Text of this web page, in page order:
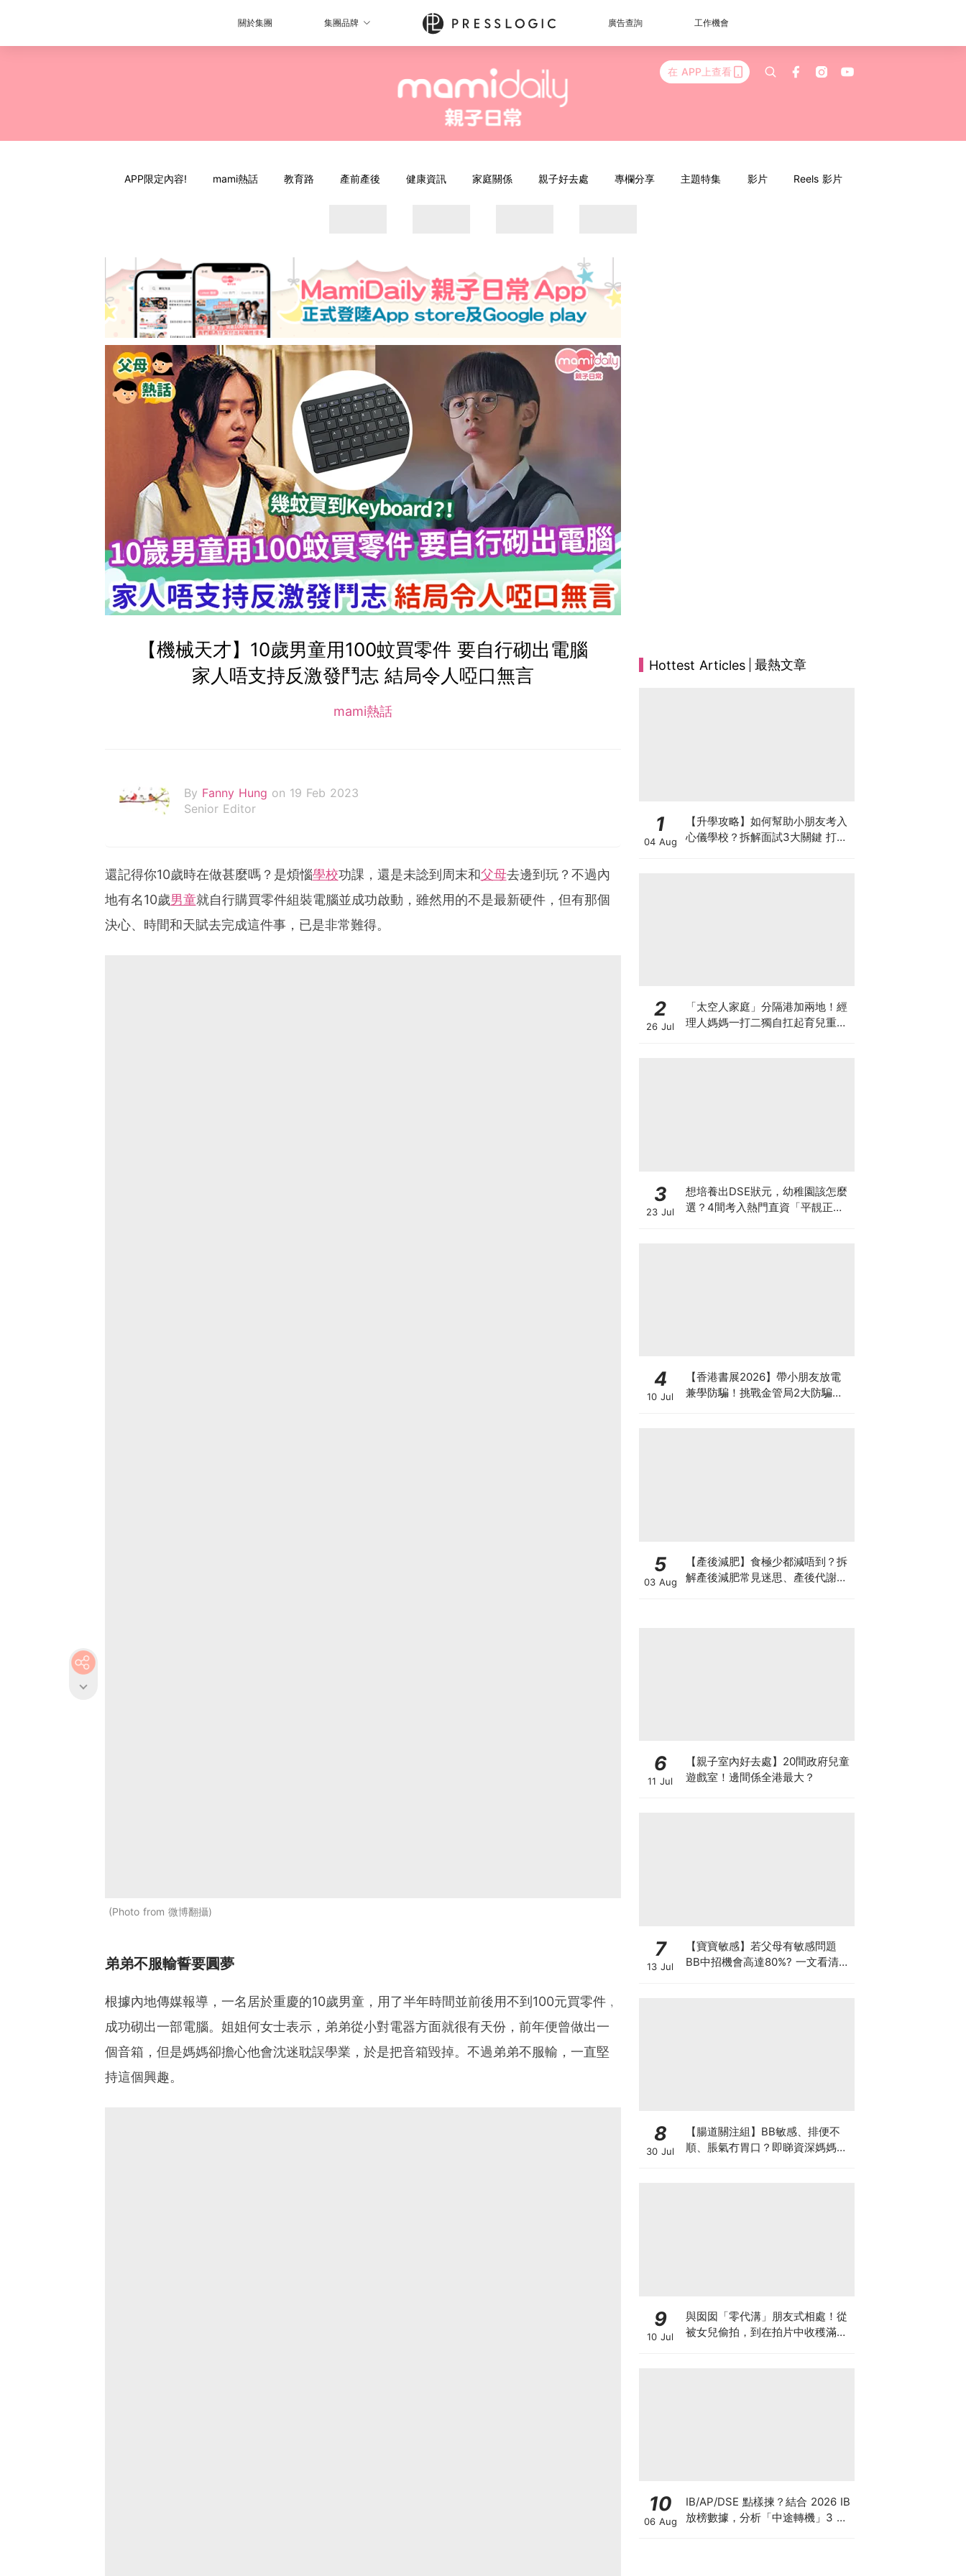
關於集團 集團品牌 廣告查詢 工作機會
在 APP上查看
APP限定內容! mami熱話 教育路 產前產後 健康資訊 家庭關係 親子好去處 專欄分享 主題特集 影片 Reels 影片
【機械天才】10歲男童用100蚊買零件 要自行砌出電腦
家人唔支持反激發鬥志 結局令人啞口無言
mami熱話
By Fanny Hung on 19 Feb 2023
Senior Editor
還記得你10歲時在做甚麼嗎？是煩惱學校功課，還是未諗到周末和父母去邊到玩？不過內
地有名10歲男童就自行購買零件組裝電腦並成功啟動，雖然用的不是最新硬件，但有那個
決心、時間和天賦去完成這件事，已是非常難得。
Photo from 微博翻攝
弟弟不服輸誓要圓夢
根據內地傳媒報導，一名居於重慶的10歲男童，用了半年時間並前後用不到100元買零件﹐
成功砌出一部電腦。姐姐何女士表示，弟弟從小對電器方面就很有天份，前年便曾做出一
個音箱，但是媽媽卻擔心他會沈迷耽誤學業，於是把音箱毀掉。不過弟弟不服輸，一直堅
持這個興趣。
Hottest Articles 最熱文章
1
04 Aug
【升學攻略】如何幫助小朋友考入
心儀學校？拆解面試3大關鍵 打好
2
26 Jul
「太空人家庭」分隔港加兩地！經
理人媽媽一打二獨自扛起育兒重
3
23 Jul
想培養出DSE狀元，幼稚園該怎麼
選？4間考入熱門直資「平靚正」
4
10 Jul
【香港書展2026】帶小朋友放電
兼學防騙！挑戰金管局2大防騙遊
5
03 Aug
【產後減肥】食極少都減唔到？拆
解產後減肥常見迷思、產後代謝、
6
11 Jul
【親子室內好去處】20間政府兒童
遊戲室！邊間係全港最大？
7
13 Jul
【寶寶敏感】若父母有敏感問題
BB中招機會高達80%? 一文看清預
8
30 Jul
【腸道關注組】BB敏感、排便不
順、脹氣冇胃口？即睇資深媽媽分
9
10 Jul
與囡囡「零代溝」朋友式相處！從
被女兒偷拍，到在拍片中收穫滿足
10
06 Aug
IB/AP/DSE 點樣揀？結合 2026 IB
放榜數據，分析「中途轉機」3 大